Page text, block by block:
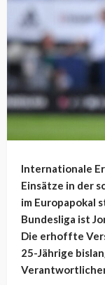
Internationale
Einsätze in der
im Europapokal
Bundesliga ist
Die erhoffte
25-Jährige